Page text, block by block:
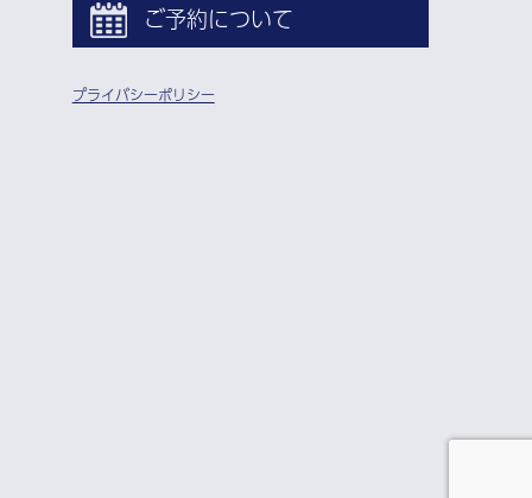
ご予約について
プライバシーポリシー